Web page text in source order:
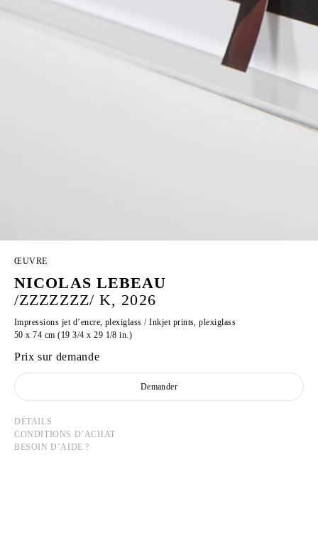
ŒUVRE
NICOLAS LEBEAU
/ZZZZZZZ/ K, 2026
Impressions jet d’encre, plexiglass / Inkjet prints, plexiglass
50 x 74 cm (19 3/4 x 29 1/8 in.)
Prix sur demande
Demander
DÉTAILS
CONDITIONS D’ACHAT
BESOIN D’AIDE ?